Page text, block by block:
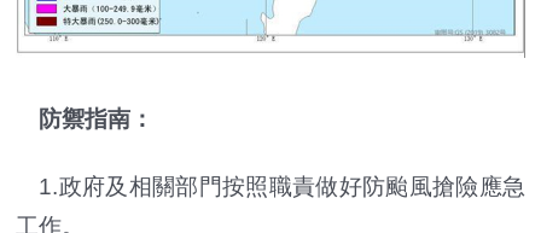
防禦指南：
1.政府及相關部門按照職責做好防颱風搶險應急
工作。